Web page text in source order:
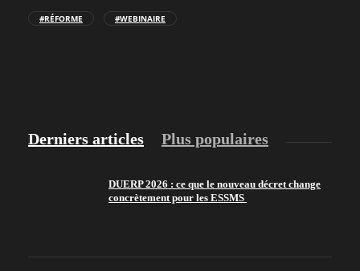
#RÉFORME #WEBINAIRE
Derniers articles Plus populaires
DUERP 2026 : ce que le nouveau décret change
concrètement pour les ESSMS